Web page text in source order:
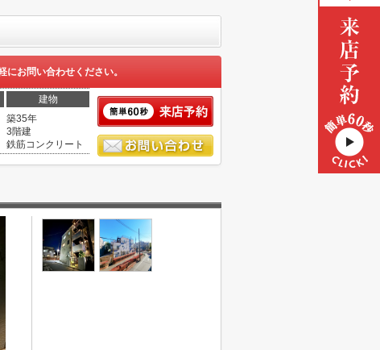
にお問い合わせください。
建物
築35年
3階建
鉄筋コンクリート